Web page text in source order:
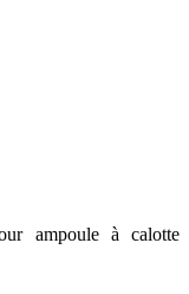
ampoule à calotte